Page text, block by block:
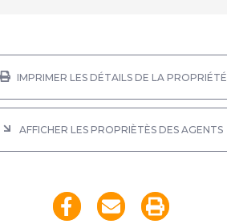
IMPRIMER LES DÉTAILS DE LA PROPRIÉTÉ
AFFICHER LES PROPRIÈTÈS DES AGENTS